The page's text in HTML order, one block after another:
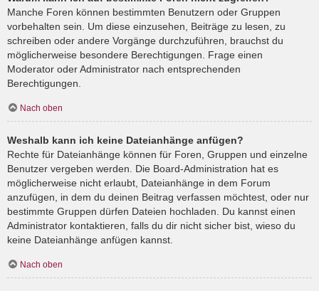
Manche Foren können bestimmten Benutzern oder Gruppen
vorbehalten sein. Um diese einzusehen, Beiträge zu lesen, zu
schreiben oder andere Vorgänge durchzuführen, brauchst du
möglicherweise besondere Berechtigungen. Frage einen
Moderator oder Administrator nach entsprechenden
Berechtigungen.
Nach oben
Weshalb kann ich keine Dateianhänge anfügen?
Rechte für Dateianhänge können für Foren, Gruppen und einzelne
Benutzer vergeben werden. Die Board-Administration hat es
möglicherweise nicht erlaubt, Dateianhänge in dem Forum
anzufügen, in dem du deinen Beitrag verfassen möchtest, oder nur
bestimmte Gruppen dürfen Dateien hochladen. Du kannst einen
Administrator kontaktieren, falls du dir nicht sicher bist, wieso du
keine Dateianhänge anfügen kannst.
Nach oben